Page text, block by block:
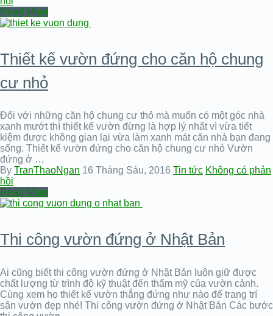
Read More
Thiết kế vườn đứng cho căn hộ chung
cư nhỏ
Đối với những căn hộ chung cư thỏ mà muốn có một góc nhà
xanh mướt thì thiết kế vườn đừng là hợp lý nhất vì vừa tiết
kiệm được không gian lại vừa làm xanh mát căn nhà bạn đang
sống. Thiết kế vườn đứng cho căn hộ chung cư nhỏ Vườn
đứng ở …
By TranThaoNgan 16 Tháng Sáu, 2016 Tin tức Không có phản
hồi
Read More
Thi công vườn đứng ở Nhật Bản
Ai cũng biết thi công vườn đứng ở Nhật Bản luôn giữ được
chất lượng từ trình độ kỹ thuật đến thẩm mỹ của vườn cảnh.
Cùng xem họ thiết kế vườn thẳng đứng như nào để trang trí
sân vườn đẹp nhé! Thi công vườn đứng ở Nhật Bản Các bước